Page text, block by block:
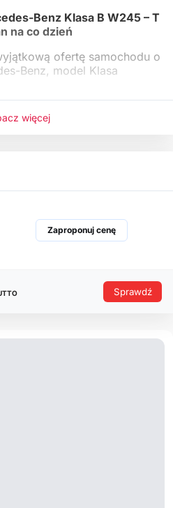
Benz Klasa B W245 – T
na co dzień
ofertę samochodu o
Benz, model Klasa
więcej
Zaproponuj cenę
Sprawdź